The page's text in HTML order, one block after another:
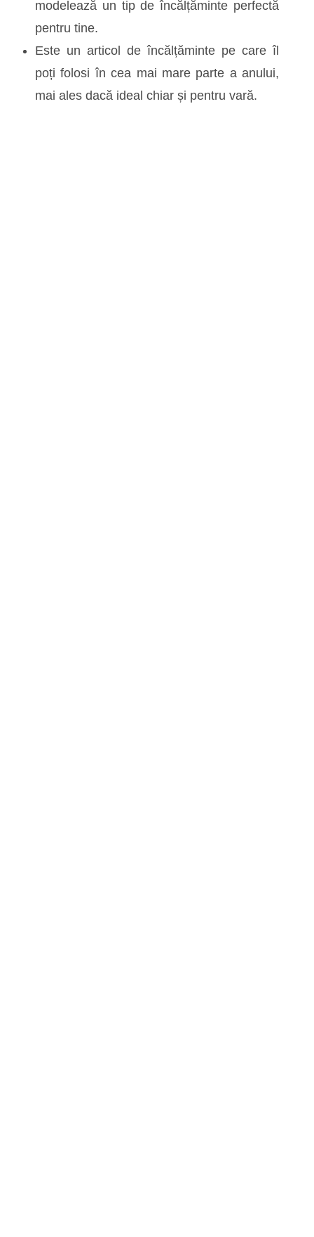
modelează un tip de încălțăminte perfectă
pentru tine.
Este un articol de încălțăminte pe care îl
poți folosi în cea mai mare parte a anului,
mai ales dacă ideal chiar și pentru vară.